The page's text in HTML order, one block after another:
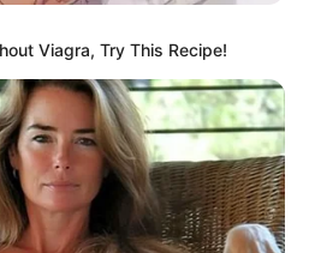
Viagra, Try This Recipe!